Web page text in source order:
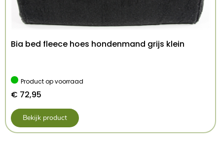
Bia bed fleece hoes hondenmand grijs klein
Product op voorraad
€ 72,95
Bekijk product